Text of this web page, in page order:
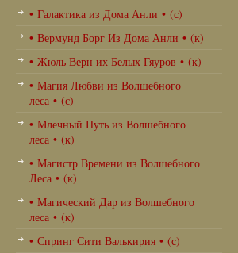
• Галактика из Дома Анли • (с)
• Вермунд Борг Из Дома Анли • (к)
• Жюль Верн их Белых Гяуров • (к)
• Магия Любви из Волшебного
леса • (с)
• Млечный Путь из Волшебного
леса • (к)
• Магистр Времени из Волшебного
Леса • (к)
• Магический Дар из Волшебного
леса • (к)
• Спринг Сити Валькирия • (с)